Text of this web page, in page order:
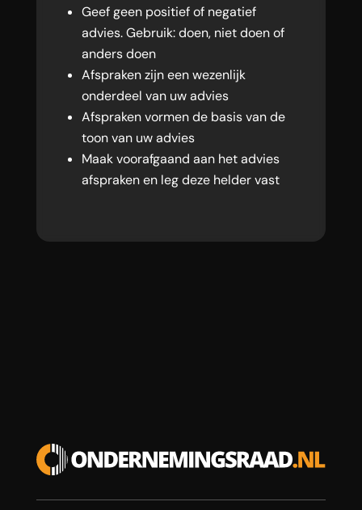
Geef geen positief of negatief
advies. Gebruik: doen, niet doen of
anders doen
Afspraken zijn een wezenlijk
onderdeel van uw advies
Afspraken vormen de basis van de
toon van uw advies
Maak voorafgaand aan het advies
afspraken en leg deze helder vast